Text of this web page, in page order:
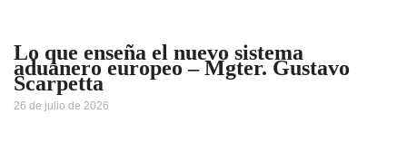
Lo que enseña el nuevo sistema
aduanero europeo – Mgter. Gustavo
Scarpetta
26 de julio de 2026